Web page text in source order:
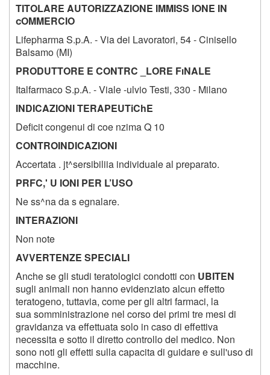
TITOLARE AUTORIZZAZIONE IMMISS IONE IN
cOMMERCIO
Lifepharma S.p.A. - Via dei Lavoratori, 54 - Cinisello
Balsamo (MI)
PRODUTTORE E CONTRC _LORE FiNALE
Italfarmaco S.p.A. - Viale -ulvio Testi, 330 - Milano
INDICAZIONI TERAPEUTiChE
Deficit congenui di coe nzima Q 10
CONTROINDICAZIONI
Accertata . jt^sersibiliia individuale al preparato.
PRFC,' U IONI PER L’USO
Ne ss^na da s egnalare.
INTERAZIONI
Non note
AVVERTENZE SPECIALI
Anche se gli studi teratologici condotti con UBITEN
sugli animali non hanno evidenziato alcun effetto
teratogeno, tuttavia, come per gli altri farmaci, la
sua somministrazione nel corso dei primi tre mesi di
gravidanza va effettuata solo in caso di effettiva
necessita e sotto il diretto controllo del medico. Non
sono noti gli effetti sulla capacita di guidare e sull'uso di
macchine.